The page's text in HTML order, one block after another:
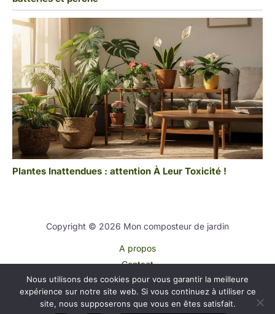
Plantes Inattendues : attention À Leur Toxicité !
Copyright © 2026 Mon composteur de jardin
A propos
Contact
Plan du site
Mentions légales
Nous utilisons des cookies pour vous garantir la meilleure
expérience sur notre site web. Si vous continuez à utiliser ce
site, nous supposerons que vous en êtes satisfait.